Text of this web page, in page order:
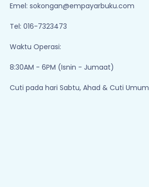
Emel: sokongan@empayarbuku.com
Tel: 016-7323473
Waktu Operasi:
8:30AM - 6PM (Isnin - Jumaat)
Cuti pada hari Sabtu, Ahad & Cuti Umum